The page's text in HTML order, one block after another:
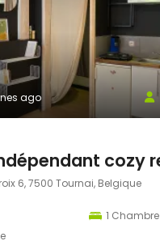
ago
6, 7500 Tournai, Belgique
1 Chambre